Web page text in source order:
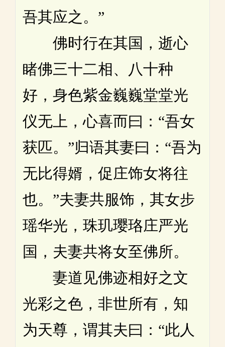
吾其应之。”
佛时行在其国，逝心
睹佛三十二相、八十种
好，身色紫金巍巍堂堂光
仪无上，心喜而曰：“吾女
获匹。”归语其妻曰：“吾为
无比得婿，促庄饰女将往
也。”夫妻共服饰，其女步
瑶华光，珠玑璎珞庄严光
国，夫妻共将女至佛所。
妻道见佛迹相好之文
光彩之色，非世所有，知
为天尊，谓其夫曰：“此人